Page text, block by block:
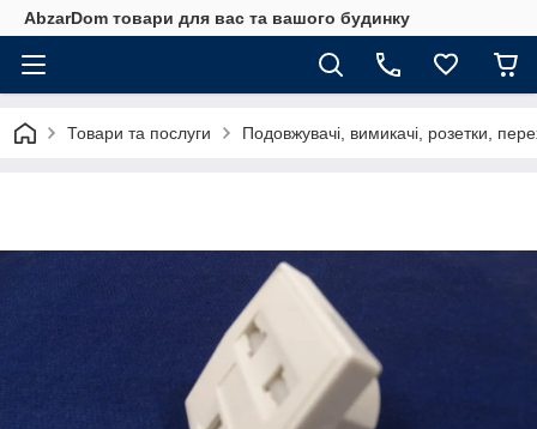
AbzarDom товари для вас та вашого будинку
Товари та послуги Подовжувачі, вимикачі, розетки,